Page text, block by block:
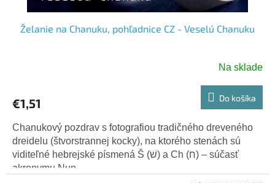
Želanie na Chanuku, pohľadnice CZ - Veselú Chanuku
Na sklade
€1,51 Do košíka
Chanukový pozdrav s fotografiou tradičného dreveného
dreidelu (štvorstrannej kocky), na ktorého stenách sú
viditeľné hebrejské písmená Š (שׁ) a Ch (ח) – súčasť
akronymu Nun,...